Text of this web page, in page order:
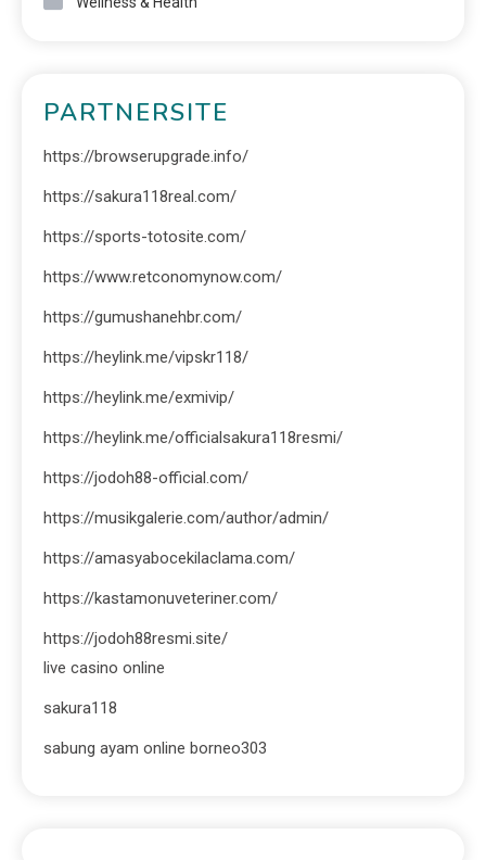
PARTNERSITE
https://browserupgrade.info/
https://sakura118real.com/
https://sports-totosite.com/
https://www.retconomynow.com/
https://gumushanehbr.com/
https://heylink.me/vipskr118/
https://heylink.me/exmivip/
https://heylink.me/officialsakura118resmi/
https://jodoh88-official.com/
https://musikgalerie.com/author/admin/
https://amasyabocekilaclama.com/
https://kastamonuveteriner.com/
https://jodoh88resmi.site/
live casino online
sakura118
sabung ayam online borneo303